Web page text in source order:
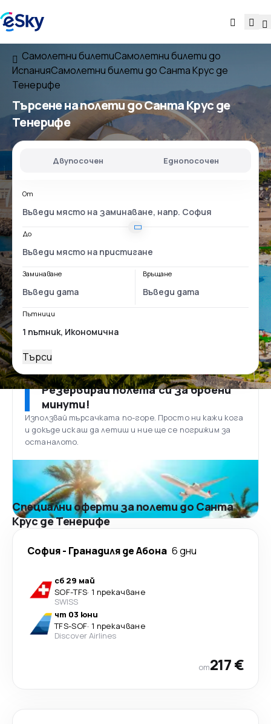
Самолетни билетиСамолетни билети до
ИспанияСамолетни билети до Санта Крус де
Тенерифе
Търсене на полети до Санта Крус де
Тенерифе
Двупосочен Еднопосочен
От
До
Заминаване Връщане
Пътници
Търси
Резервирай полета си за броени
минути!
Използвай търсачката по-горе. Просто ни кажи кога
и докъде искаш да летиш и ние ще се погрижим за
останалото.
Специални оферти за полети до Санта
Крус де Тенерифе
София- Гранадиля де Абона 6 дни
сб 29 май
SOF-TFS· 1 прекачване
SWISS
чт 03 юни
TFS-SOF· 1 прекачване
Discover Airlines
от217 €